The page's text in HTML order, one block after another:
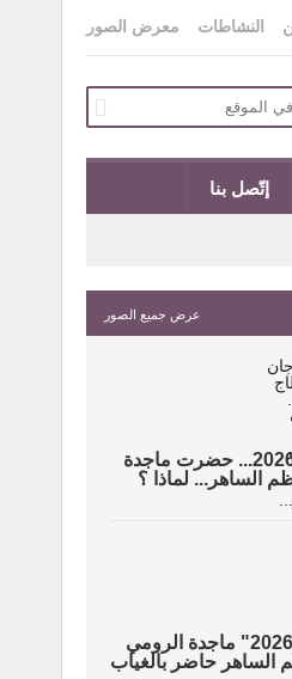
النشاطات معرض الصور
إتّصل بنا
عرض جميع الصور
مهرجان قرطاج 2026... حضرت ماجدة
الساهر... لماذا ؟
"مهرجان جرش 2026" ماجدة الرومي
الساهر حاضر بالغياب